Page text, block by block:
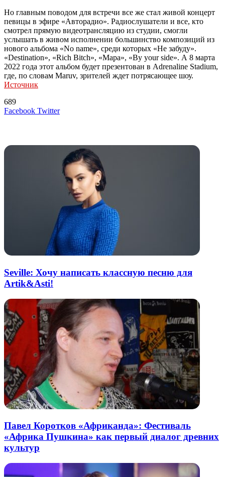
Но главным поводом для встречи все же стал живой концерт
певицы в эфире «Авторадио». Радиослушатели и все, кто
смотрел прямую видеотрансляцию из студии, смогли
услышать в живом исполнении большинство композиций из
нового альбома «No name», среди которых «Не забуду».
«Destination», «Rich Bitch», «Мара», «By your side». А 8 марта
2022 года этот альбом будет презентован в Adrenaline Stadium,
где, по словам Maruv, зрителей ждет потрясающее шоу.
Источник
689
Facebook TwitterLinkedIn
Tumblr
Reddit
Вконтакте
Одноклассники
Skype
Messenger
Messenger
WhatsApp
Telegram
Viber
Line
Поделиться
Печатать
Seville: Хочу написать классную песню для
Artik&Asti!
Павел Коротков «Африканда»: Фестиваль
«Африка Пушкина» как первый диалог древних
культур